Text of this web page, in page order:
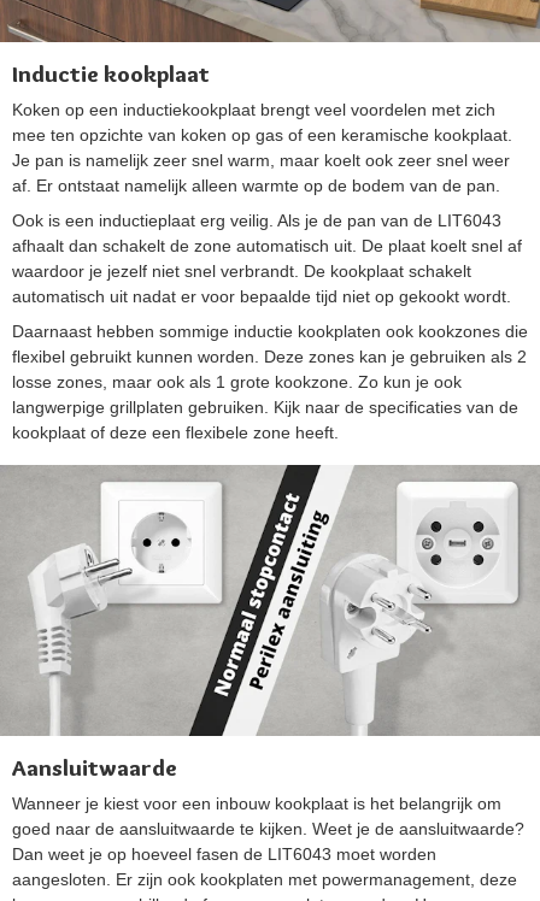
Inductie kookplaat
Koken op een inductiekookplaat brengt veel voordelen met zich
mee ten opzichte van koken op gas of een keramische kookplaat.
Je pan is namelijk zeer snel warm, maar koelt ook zeer snel weer
af. Er ontstaat namelijk alleen warmte op de bodem van de pan.
Ook is een inductieplaat erg veilig. Als je de pan van de LIT6043
afhaalt dan schakelt de zone automatisch uit. De plaat koelt snel af
waardoor je jezelf niet snel verbrandt. De kookplaat schakelt
automatisch uit nadat er voor bepaalde tijd niet op gekookt wordt.
Daarnaast hebben sommige inductie kookplaten ook kookzones die
flexibel gebruikt kunnen worden. Deze zones kan je gebruiken als 2
losse zones, maar ook als 1 grote kookzone. Zo kun je ook
langwerpige grillplaten gebruiken. Kijk naar de specificaties van de
kookplaat of deze een flexibele zone heeft.
Aansluitwaarde
Wanneer je kiest voor een inbouw kookplaat is het belangrijk om
goed naar de aansluitwaarde te kijken. Weet je de aansluitwaarde?
Dan weet je op hoeveel fasen de LIT6043 moet worden
aangesloten. Er zijn ook kookplaten met powermanagement, deze